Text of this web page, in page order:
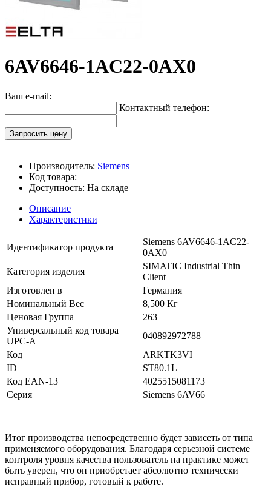
6AV6646-1AC22-0AX0
Ваш e-mail:
Контактный телефон:
Запросить цену
Производитель: Siemens
Код товара:
Доступность: На складе
Описание
Характеристики
Идентификатор продукта
Siemens 6AV6646-1AC22-
0AX0
Категория изделия
SIMATIC Industrial Thin
Client
Изготовлен в
Германия
Номинальный Вес
8,500 Кг
Ценовая Группа
263
Универсальный код товара
UPC-A
040892972788
Код
ARKTK3VI
ID
ST80.1L
Код EAN-13
4025515081173
Серия
Siemens 6AV66
Итог производства непосредственно будет зависеть от типа
применяемого оборудования. Благодаря серьезной системе
контроля уровня качества пользователь на практике может
быть уверен, что он приобретает абсолютно технически
исправный прибор, готовый к работе.